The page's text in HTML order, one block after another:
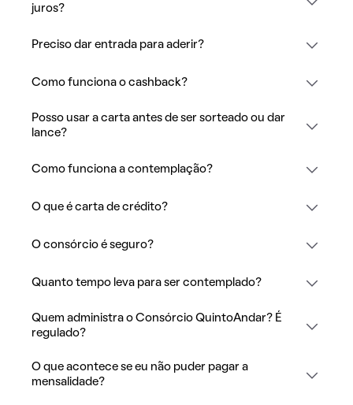
juros?
Preciso dar entrada para aderir?
Como funciona o cashback?
Posso usar a carta antes de ser sorteado ou dar
lance?
Como funciona a contemplação?
O que é carta de crédito?
O consórcio é seguro?
Quanto tempo leva para ser contemplado?
Quem administra o Consórcio QuintoAndar? É
regulado?
O que acontece se eu não puder pagar a
mensalidade?